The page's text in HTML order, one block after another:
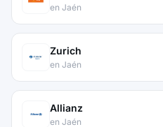
en Jaén
Zurich
en Jaén
Allianz
en Jaén